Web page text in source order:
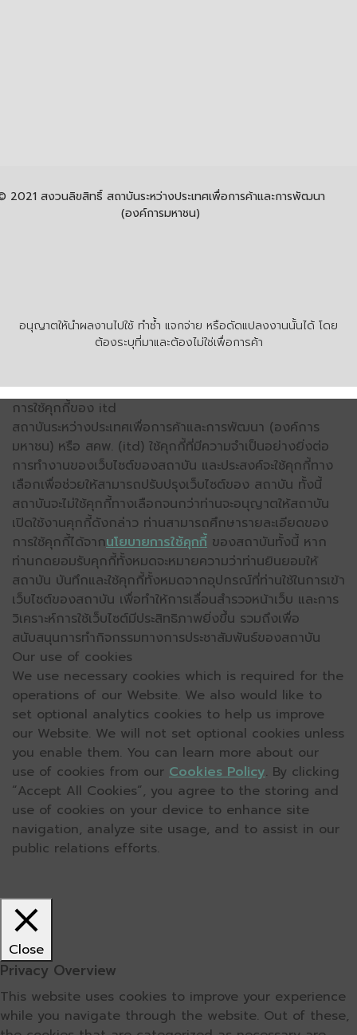
อนุญาตให้นำผลงานไปใช้ ทำซ้ำ แจกจ่าย หรือดัดแปลงงานนั้นได้ โดย
ต้องระบุที่มาและต้องไม่ใช่เพื่อการค้า
2021 สงวนลิขสิทธิ์ สถาบันระหว่างประเทศเพื่อการค้าและการพัฒนา
(องค์การมหาชน)
การใช้คุกกี้ของ itd
สถาบันระหว่างประเทศเพื่อการค้าและการพัฒนา (องค์การ
มหาชน) หรือ สคพ. (itd) ใช้คุกกี้ที่มีความจำเป็นอย่างยิ่งต่อ
การทำงานของเว็บไซต์ของสถาบัน และประสงค์จะใช้คุกกี้ทาง
เลือกเพื่อช่วยให้สามารถปรับปรุงเว็บไซต์ของ สถาบัน ทั้งนี้
สถาบันจะไม่ใช้คุกกี้ทางเลือกจนกว่าท่านจะอนุญาตให้สถาบัน
เปิดใช้งานคุกกี้ดังกล่าว ท่านสามารถศึกษารายละเอียดของ
การใช้คุกกี้ได้จากนโยบายการใช้คุกกี้ ของสถาบันทั้งนี้ หาก
ท่านกดยอมรับคุกกี้ทั้งหมดจะหมายความว่าท่านยินยอมให้
สถาบัน บันทึกและใช้คุกกี้ทั้งหมดจากอุปกรณ์ที่ท่านใช้ในการเข้า
เว็บไซต์ของสถาบัน เพื่อทำให้การเลื่อนสำรวจหน้าเว็บ และการ
วิเคราะห์การใช้เว็บไซต์มีประสิทธิภาพยิ่งขึ้น รวมถึงเพื่อ
สนับสนุนการทำกิจกรรมทางการประชาสัมพันธ์ของสถาบัน
Our use of cookies
We use necessary cookies which is required for the
operations of our Website. We also would like to
set optional analytics cookies to help us improve
our Website. We will not set optional cookies unless
you enable them. You can learn more about our
use of cookies from our Cookies Policy. By clicking
“Accept All Cookies”, you agree to the storing and
use of cookies on your device to enhance site
navigation, analyze site usage, and to assist in our
public relations efforts.
Close
Privacy Overview
This website uses cookies to improve your experience
while you navigate through the website. Out of these,